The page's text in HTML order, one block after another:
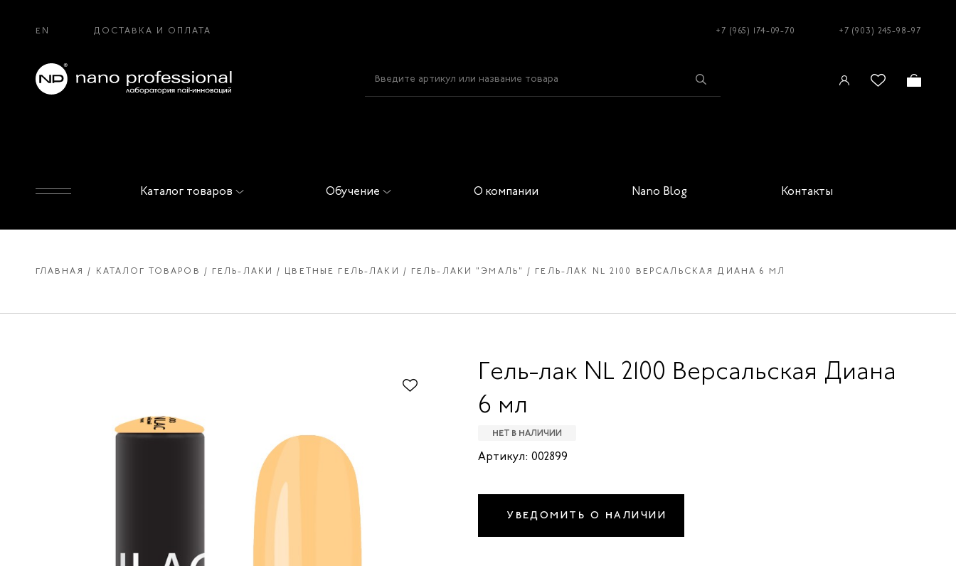
EN ДОСТАВКА И ОПЛАТА +7 (965) 174-09-70 +7 (903) 245-98-97
Каталог товаров Обучение О компании Nano Blog Контакты
ГЛАВНАЯ КАТАЛОГ ТОВАРОВ ГЕЛЬ-ЛАКИ ЦВЕТНЫЕ ГЕЛЬ-ЛАКИ ГЕЛЬ-ЛАКИ "ЭМАЛЬ" ГЕЛЬ-ЛАК NL 2100 ВЕРСАЛЬСКАЯ ДИАНА 6 МЛ
Гель-лак NL 2100 Версальская Диана
6 мл
НЕТ В НАЛИЧИИ
Артикул: 002899
УВЕДОМИТЬ О НАЛИЧИИ